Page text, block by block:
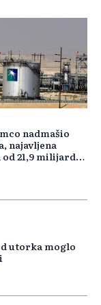
nadmašio
najavljena
21,9 milijardi
utorka moglo